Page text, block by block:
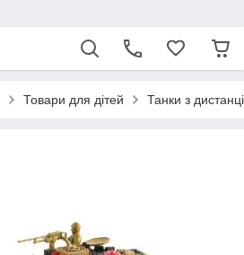
Товари для дітей Танки з